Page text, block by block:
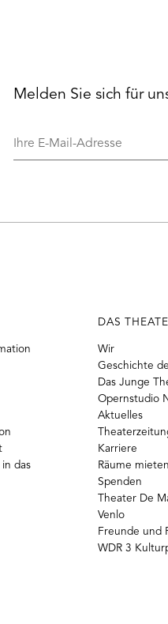
Melden Sie sich für
Ihre
in das
DAS
Wir
Geschichte
Das Junge
Opernstudio
Aktuelles
Karriere
Räume mieten
Spenden
Theater De
Venlo
Freunde und
WDR 3